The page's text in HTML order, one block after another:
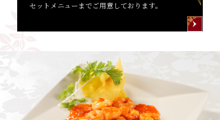
セットメニューまでご用意しております。